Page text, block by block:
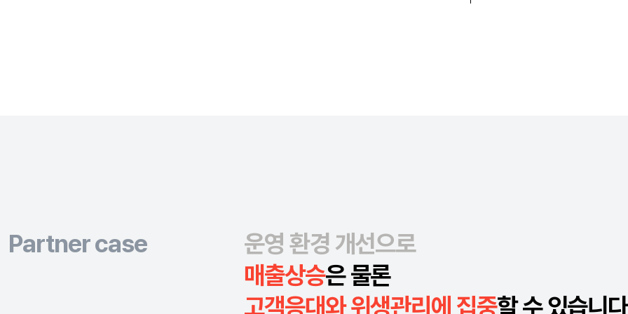
Partner case
운영 환경 개선으로
매출상승은 물론
고객응대와 위생관리에 집중할 수 있습니